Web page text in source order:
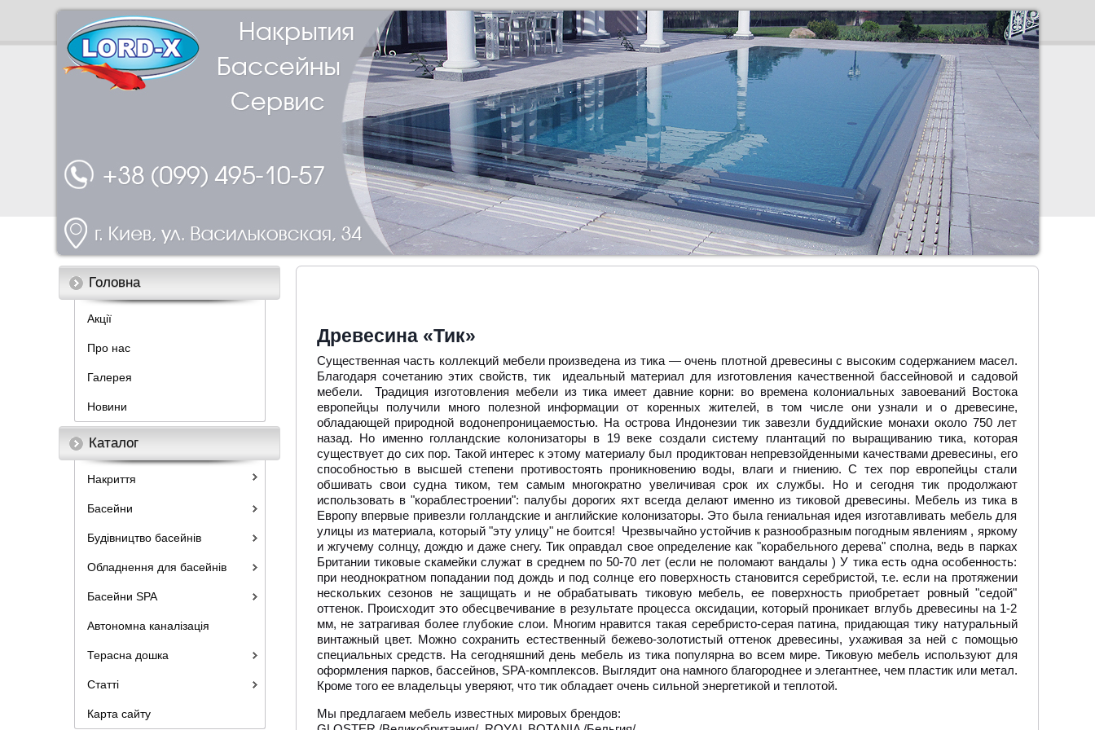
Головна
Акції
Про нас
Галерея
Новини
Каталог
Накриття
Басейни
Будівництво басейнів
Обладнення для басейнів
Басейни SPA
Автономна каналізація
Терасна дошка
Статті
Карта сайту
Древесина «Тик»
Существенная часть коллекций мебели произведена из тика — очень плотной древесины с высоким содержанием масел.
Благодаря сочетанию этих свойств, тик идеальный материал для изготовления качественной бассейновой и садовой
мебели. Традиция изготовления мебели из тика имеет давние корни: во времена колониальных завоеваний Востока
европейцы получили много полезной информации от коренных жителей, в том числе они узнали и о древесине,
обладающей природной водонепроницаемостью. На острова Индонезии тик завезли буддийские монахи около 750 лет
назад. Но именно голландские колонизаторы в 19 веке создали систему плантаций по выращиванию тика, которая
существует до сих пор. Такой интерес к этому материалу был продиктован непревзойденными качествами древесины, его
способностью в высшей степени противостоять проникновению воды, влаги и гниению. С тех пор европейцы стали
обшивать свои судна тиком, тем самым многократно увеличивая срок их службы. Но и сегодня тик продолжают
использовать в "кораблестроении": палубы дорогих яхт всегда делают именно из тиковой древесины. Мебель из тика в
Европу впервые привезли голландские и английские колонизаторы. Это была гениальная идея изготавливать мебель для
улицы из материала, который "эту улицу" не боится! Чрезвычайно устойчив к разнообразным погодным явлениям , яркому
и жгучему солнцу, дождю и даже снегу. Тик оправдал свое определение как "корабельного дерева" сполна, ведь в парках
Британии тиковые скамейки служат в среднем по 50-70 лет (если не поломают вандалы ) У тика есть одна особенность:
при неоднократном попадании под дождь и под солнце его поверхность становится серебристой, т.е. если на протяжении
нескольких сезонов не защищать и не обрабатывать тиковую мебель, ее поверхность приобретает ровный "седой"
оттенок. Происходит это обесцвечивание в результате процесса оксидации, который проникает вглубь древесины на 1-2
мм, не затрагивая более глубокие слои. Многим нравится такая серебристо-серая патина, придающая тику натуральный
винтажный цвет. Можно сохранить естественный бежево-золотистый оттенок древесины, ухаживая за ней с помощью
специальных средств. На сегодняшний день мебель из тика популярна во всем мире. Тиковую мебель используют для
оформления парков, бассейнов, SPA-комплексов. Выглядит она намного благороднее и элегантнее, чем пластик или метал.
Кроме того ее владельцы уверяют, что тик обладает очень сильной энергетикой и теплотой.
Мы предлагаем мебель известных мировых брендов: